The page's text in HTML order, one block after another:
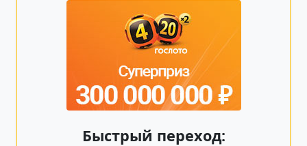
Быстрый переход: